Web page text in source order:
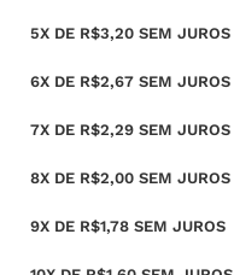
5X DE R$3,20 SEM JUROS
6X DE R$2,67 SEM JUROS
7X DE R$2,29 SEM JUROS
8X DE R$2,00 SEM JUROS
9X DE R$1,78 SEM JUROS